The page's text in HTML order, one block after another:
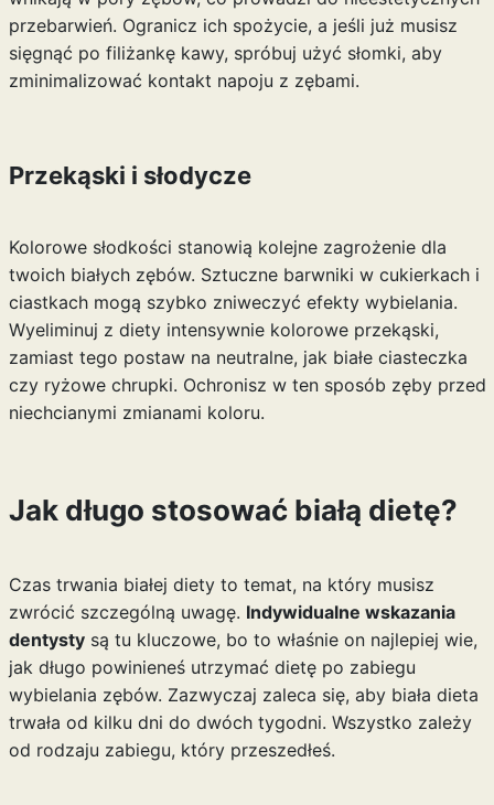
przebarwień. Ogranicz ich spożycie, a jeśli już musisz
sięgnąć po filiżankę kawy, spróbuj użyć słomki, aby
zminimalizować kontakt napoju z zębami.
Przekąski i słodycze
Kolorowe słodkości stanowią kolejne zagrożenie dla
twoich białych zębów. Sztuczne barwniki w cukierkach i
ciastkach mogą szybko zniweczyć efekty wybielania.
Wyeliminuj z diety intensywnie kolorowe przekąski,
zamiast tego postaw na neutralne, jak białe ciasteczka
czy ryżowe chrupki. Ochronisz w ten sposób zęby przed
niechcianymi zmianami koloru.
Jak długo stosować białą dietę?
Czas trwania białej diety to temat, na który musisz
zwrócić szczególną uwagę. Indywidualne wskazania
dentystysą tu kluczowe, bo to właśnie on najlepiej wie,
jak długo powinieneś utrzymać dietę po zabiegu
wybielania zębów. Zazwyczaj zaleca się, aby biała dieta
trwała od kilku dni do dwóch tygodni. Wszystko zależy
od rodzaju zabiegu, który przeszedłeś.